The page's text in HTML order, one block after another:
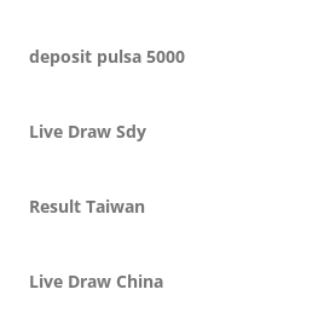
deposit pulsa 5000
Live Draw Sdy
Result Taiwan
Live Draw China